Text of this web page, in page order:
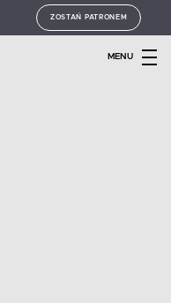
ZOSTAŃ PATRONEM
MENU